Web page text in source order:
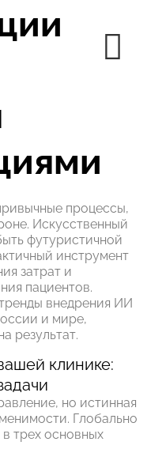
процессы,
Искусственный
футуристичной
инструмент
затрат и
пациентов.
внедрения ИИ
и мире,
результат.
клинике:
но истинная
Глобально
трех основных